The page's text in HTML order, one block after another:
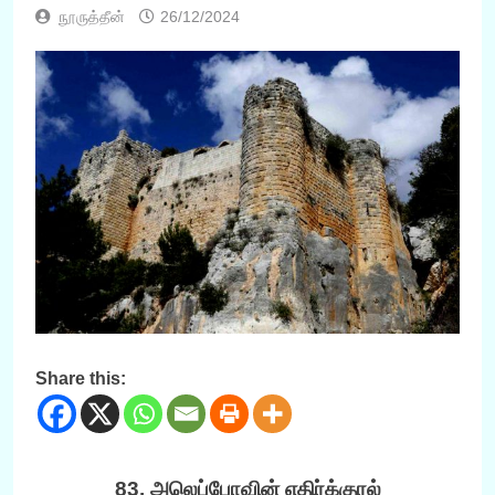
நூருத்தீன் 26/12/2024
Share this:
83. அலெப்போவின் எதிர்க்குரல்